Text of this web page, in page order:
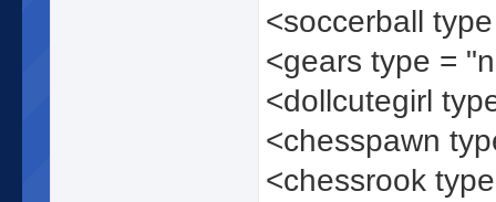
<soccerball
<gears type =
<dollcutegirl
<chesspawn
<chessrook